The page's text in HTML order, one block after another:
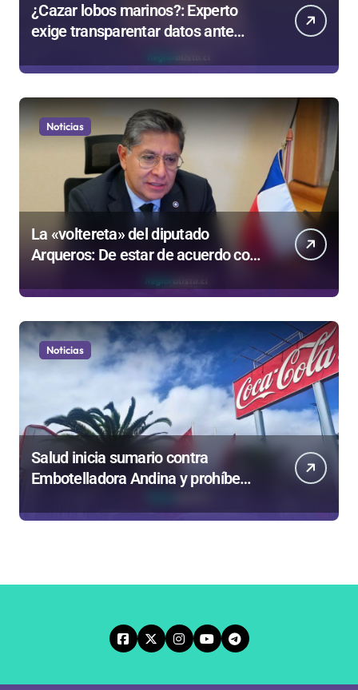
¿Cazar lobos marinos?: Experto
exige transparentar datos ante
Gobierno
Noticias
La «voltereta» del diputado
Arqueros: De estar de acuerdo con
privatizar Codelco a defender una
empresa 100% estatal
Noticias
Salud inicia sumario contra
Embotelladora Andina y prohíbe
laborales